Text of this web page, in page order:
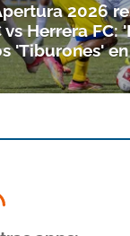
2026
Herrera FC:
'Tiburones'